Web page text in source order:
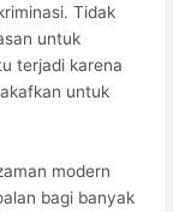
Tidak
untuk
terjadi karena
untuk
modern
bagi banyak